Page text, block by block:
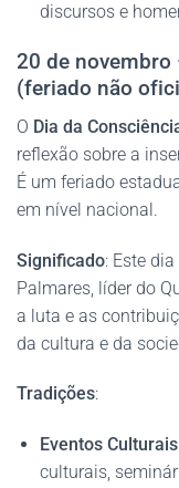
discursos e
20 de novembro
(feriado não
O Dia da
reflexão sobre a
É um feriado
em nível nacional.
Significado: Este
Palmares, líder do
a luta e as
da cultura e da
Tradições:
Eventos
culturais,